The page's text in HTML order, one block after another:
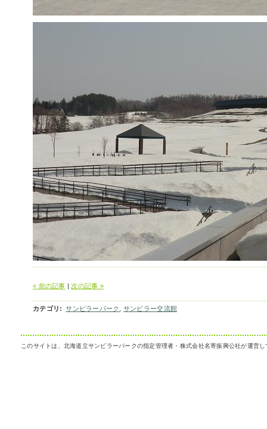
« 前の記事 |次の記事 »
カテゴリ : サンピラーパーク サンピラー交流館
このサイトは、北海道立サンピラーパークの指定管理者・株式会社名寄振興公社が運営